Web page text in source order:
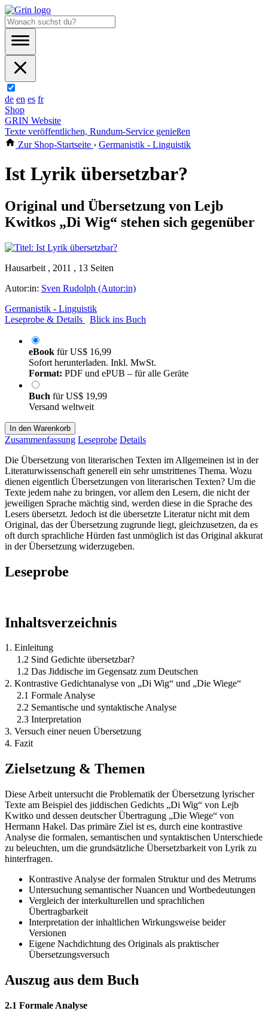
de en es fr
Shop
GRIN Website
Texte veröffentlichen, Rundum-Service genießen
Zur Shop-Startseite › Germanistik - Linguistik
Ist Lyrik übersetzbar?
Original und Übersetzung von Lejb
Kwitkos „Di Wig“ stehen sich gegenüber
Hausarbeit , 2011 , 13 Seiten
Autor:in: Sven Rudolph (Autor:in)
Germanistik - Linguistik
Leseprobe & Details
Blick ins Buch
eBook fürUS$ 16,99
Sofort herunterladen. Inkl. MwSt.
Format: PDF und ePUB – für alle Geräte
Buch fürUS$ 19,99
Versand weltweit
In den Warenkorb
Zusammenfassung Leseprobe Details
Die Übersetzung von literarischen Texten im Allgemeinen ist in der
Literaturwissenschaft generell ein sehr umstrittenes Thema. Wozu
dienen eigentlich Übersetzungen von literarischen Texten? Um die
Texte jedem nahe zu bringen, vor allem den Lesern, die nicht der
jeweiligen Sprache mächtig sind, werden diese in die Sprache des
Lesers übersetzt. Jedoch ist die übersetzte Literatur nicht mit dem
Original, das der Übersetzung zugrunde liegt, gleichzusetzen, da es
oft durch sprachliche Hürden fast unmöglich ist das Original akkurat
in der Übersetzung widerzugeben.
Leseprobe
Inhaltsverzeichnis
1. Einleitung
1.2 Sind Gedichte übersetzbar?
1.2 Das Jiddische im Gegensatz zum Deutschen
2. Kontrastive Gedichtanalyse von „Di Wig“ und „Die Wiege“
2.1 Formale Analyse
2.2 Semantische und syntaktische Analyse
2.3 Interpretation
3. Versuch einer neuen Übersetzung
4. Fazit
Zielsetzung & Themen
Diese Arbeit untersucht die Problematik der Übersetzung lyrischer
Texte am Beispiel des jiddischen Gedichts „Di Wig“ von Lejb
Kwitko und dessen deutscher Übertragung „Die Wiege“ von
Hermann Hakel. Das primäre Ziel ist es, durch eine kontrastive
Analyse die formalen, semantischen und syntaktischen Unterschiede
zu beleuchten, um die grundsätzliche Übersetzbarkeit von Lyrik zu
hinterfragen.
Kontrastive Analyse der formalen Struktur und des Metrums
Untersuchung semantischer Nuancen und Wortbedeutungen
Vergleich der interkulturellen und sprachlichen
Übertragbarkeit
Interpretation der inhaltlichen Wirkungsweise beider
Versionen
Eigene Nachdichtung des Originals als praktischer
Übersetzungsversuch
Auszug aus dem Buch
2.1 Formale Analyse